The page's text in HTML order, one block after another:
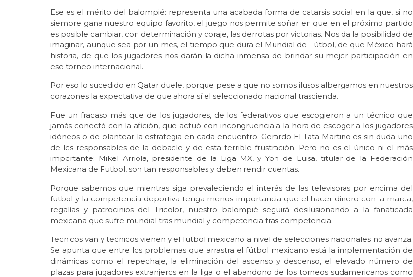
Ese es el mérito del balompié: representa una acabada forma de catarsis social en la que, si no
siempre gana nuestro equipo favorito, el juego nos permite soñar en que en el próximo partido
es posible cambiar, con determinación y coraje, las derrotas por victorias. Nos da la posibilidad de
imaginar, aunque sea por un mes, el tiempo que dura el Mundial de Fútbol, de que México hará
historia, de que los jugadores nos darán la dicha inmensa de brindar su mejor participación en
ese torneo internacional.
Por eso lo sucedido en Qatar duele, porque pese a que no somos ilusos albergamos en nuestros
corazones la expectativa de que ahora sí el seleccionado nacional trascienda.
Fue un fracaso más que de los jugadores, de los federativos que escogieron a un técnico que
jamás conectó con la afición, que actuó con incongruencia a la hora de escoger a los jugadores
idóneos o de plantear la estrategia en cada encuentro. Gerardo El Tata Martino es sin duda uno
de los responsables de la debacle y de esta terrible frustración. Pero no es el único ni el más
importante: Mikel Arriola, presidente de la Liga MX, y Yon de Luisa, titular de la Federación
Mexicana de Futbol, son tan responsables y deben rendir cuentas.
Porque sabemos que mientras siga prevaleciendo el interés de las televisoras por encima del
futbol y la competencia deportiva tenga menos importancia que el hacer dinero con la marca,
regalías y patrocinios del Tricolor, nuestro balompié seguirá desilusionando a la fanaticada
mexicana que sufre mundial tras mundial y competencia tras competencia.
Técnicos van y técnicos vienen y el fútbol mexicano a nivel de selecciones nacionales no avanza.
Se apunta que entre los problemas que arrastra el fútbol mexicano está la implementación de
dinámicas como el repechaje, la eliminación del ascenso y descenso, el elevado número de
plazas para jugadores extranjeros en la liga o el abandono de los torneos sudamericanos como